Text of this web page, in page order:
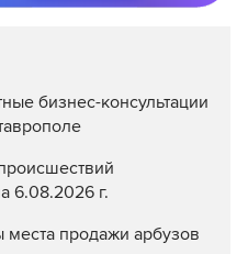
бизнес-консультации
6.08.2026 г.
места продажи арбузов